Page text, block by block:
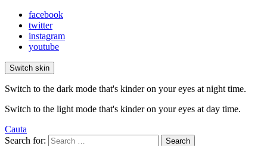
facebook
twitter
instagram
youtube
Switch skin
Switch to the dark mode that's kinder on your eyes at night time.
Switch to the light mode that's kinder on your eyes at day time.
Cauta
Search for:
Search